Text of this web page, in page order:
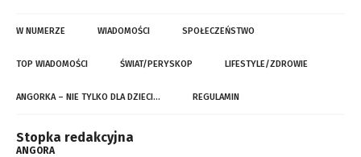
W NUMERZE WIADOMOŚCI SPOŁECZEŃSTWO
TOP WIADOMOŚCI ŚWIAT/PERYSKOP LIFESTYLE/ZDROWIE
ANGORKA – NIE TYLKO DLA DZIECI… REGULAMIN
Stopka redakcyjna
ANGORA